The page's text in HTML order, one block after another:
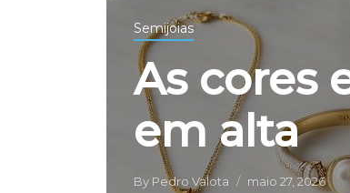
Semijoias
As cores
em alta
By Pedro Valota maio 27, 2026